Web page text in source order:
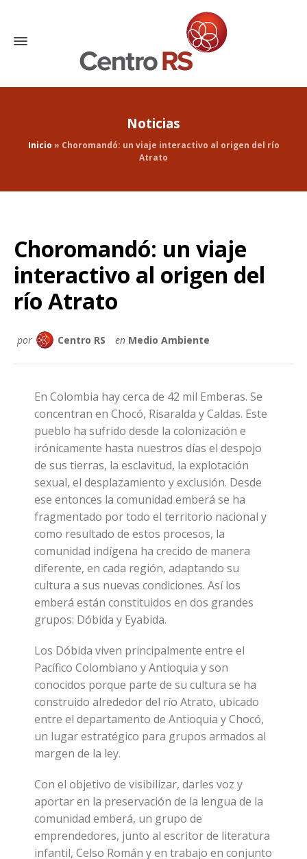
Noticias
Inicio » Choromandó: un viaje interactivo al origen del río
Atrato
Choromandó: un viaje
interactivo al origen del
río Atrato
por Centro RS en Medio Ambiente
En Colombia hay cerca de 42 mil Emberas. Se
concentran en Chocó, Risaralda y Caldas. Este
pueblo ha sufrido desde la colonización e
irónicamente hasta nuestros días el despojo
de sus tierras, la esclavitud, la explotación
sexual, el desplazamiento y exclusión. Desde
ese entonces la comunidad emberá se ha
fragmentado por todo el territorio nacional y
como resultado de estos procesos, la
comunidad indígena ha crecido de manera
diferente, en cada región, adaptando su
cultura a sus nuevas condiciones. Así los
emberá están constituidos en dos grandes
grupos: Dóbida y Eyabida.
Los Dóbida viven principalmente entre el
Pacífico Colombiano y Antioquia y son
conocidos porque parte de su cultura se ha
construido alrededor del río Atrato, ubicado
entre el departamento de Antioquia y Chocó,
un lugar estratégico para grupos armados al
margen de la ley.
Con el objetivo de visibilizar, darles voz y
aportar en la preservación de la lengua de la
comunidad emberá, un grupo de
emprendedores, junto al escritor de literatura
infantil, Celso Román y en trabajo en conjunto